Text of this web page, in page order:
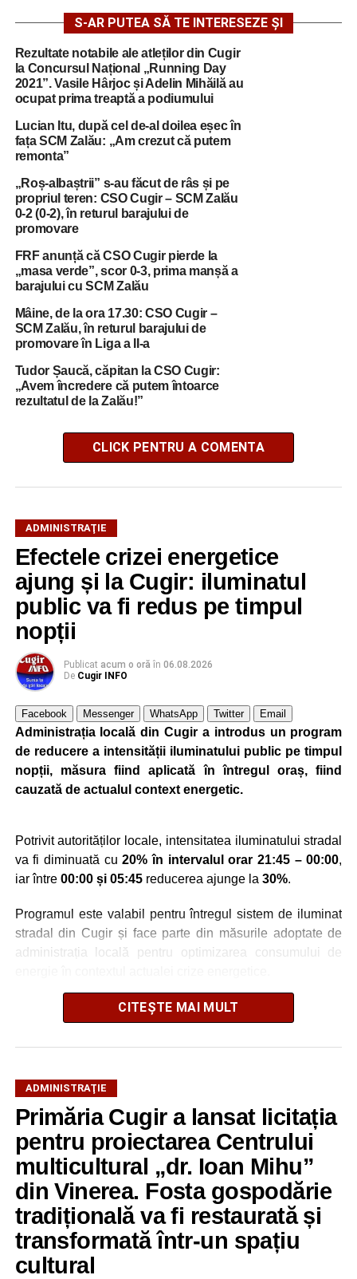
S-AR PUTEA SĂ TE INTERESEZE ȘI
Rezultate notabile ale atleților din Cugir
la Concursul Național „Running Day
2021”. Vasile Hârjoc și Adelin Mihăilă au
ocupat prima treaptă a podiumului
Lucian Itu, după cel de-al doilea eșec în
fața SCM Zalău: „Am crezut că putem
remonta”
„Roș-albaștrii” s-au făcut de râs și pe
propriul teren: CSO Cugir – SCM Zalău
0-2 (0-2), în returul barajului de
promovare
FRF anunță că CSO Cugir pierde la
„masa verde”, scor 0-3, prima manșă a
barajului cu SCM Zalău
Mâine, de la ora 17.30: CSO Cugir –
SCM Zalău, în returul barajului de
promovare în Liga a II-a
Tudor Șaucă, căpitan la CSO Cugir:
„Avem încredere că putem întoarce
rezultatul de la Zalău!”
CLICK PENTRU A COMENTA
ADMINISTRAŢIE
Efectele crizei energetice
ajung și la Cugir: iluminatul
public va fi redus pe timpul
nopții
Publicat acum o oră în 06.08.2026
De Cugir INFO
Facebook Messenger WhatsApp Twitter Email
Administrația locală din Cugir a introdus un program
de reducere a intensității iluminatului public pe timpul
nopții, măsura fiind aplicată în întregul oraș, fiind
cauzată de actualul context energetic.
Potrivit autorităților locale, intensitatea iluminatului stradal
va fi diminuată cu20% în intervalul orar 21:45 – 00:00,
iar între 00:00 și 05:45reducerea ajunge la 30%.
Programul este valabil pentru întregul sistem de iluminat
stradal din Cugir și face parte din măsurile adoptate de
administrația locală pentru optimizarea consumului de
Autoritățile locale precizează că reducerea intensității
este realizată astfel încât să fie menținut un nivel adecvat
de iluminare pe timpul nopții.
Adaugă cugirinfo.ro ca sursă
preferată pe Google
Ultimele știri din Cugir
Efectele crizei energetice ajung și la Cugir:
iluminatul public va fi redus pe timpul nopții
„Roș-albaștrii”, eliminare din Cupa României:
CITEȘTE MAI MULT
ADMINISTRAŢIE
Primăria Cugir a lansat licitația
pentru proiectarea Centrului
multicultural „dr. Ioan Mihu”
din Vinerea. Fosta gospodărie
tradițională va fi restaurată și
transformată într-un spațiu
cultural